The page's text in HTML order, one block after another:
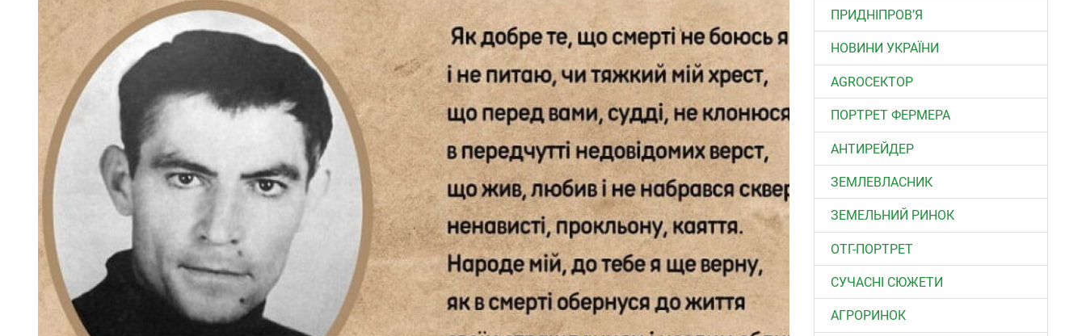
ПРИДНІПРОВ’Я
НОВИНИ УКРАЇНИ
АGROСЕКТОР
ПОРТРЕТ ФЕРМЕРА
АНТИРЕЙДЕР
ЗЕМЛЕВЛАСНИК
ЗЕМЕЛЬНИЙ РИНОК
ОТГ-ПОРТРЕТ
СУЧАСНІ СЮЖЕТИ
АГРОРИНОК